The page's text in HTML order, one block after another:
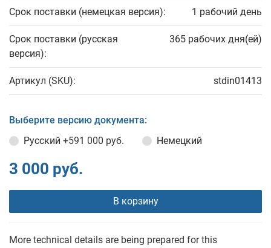
Срок поставки (немецкая версия): 1 рабочий день
Срок поставки (русская
версия):
365 рабочих дня(ей)
Артикул (SKU): stdin01413
Выберите версию документа:
Русский +591 000 руб. Немецкий
3 000 руб.
В корзину
More technical details are being prepared for this